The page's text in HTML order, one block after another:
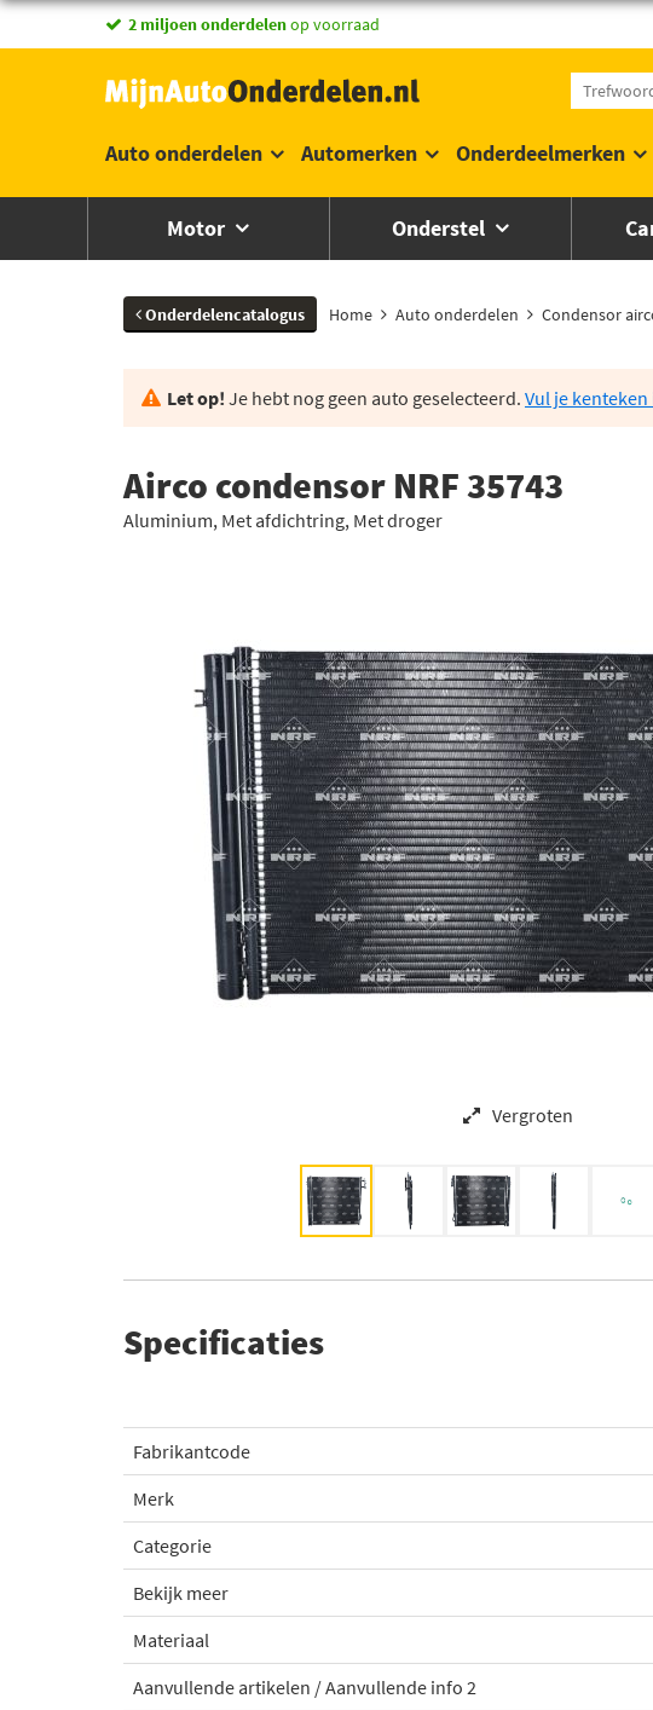
vandaag besteld,morgen in huis *
Auto onderdelen Automerken Onderdeelmerken
Motor Onderstel
Onderdelencatalogus Home Auto onderdelen Condensor
Let op! Je hebt nog geen auto geselecteerd. Vul je
Airco condensor NRF 35743
Aluminium, Met afdichtring, Met droger
Vergroten
Specificaties
Fabrikantcode
Merk
Categorie
Bekijk meer
Materiaal
Aanvullende artikelen / Aanvullende info 2